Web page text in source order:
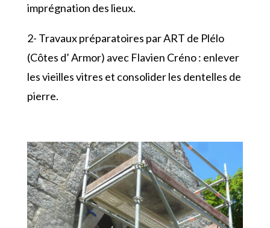
imprégnation des lieux.
2- Travaux préparatoires par ART de Plélo
(Côtes d’ Armor) avec Flavien Créno : enlever
les vieilles vitres et consolider les dentelles de
pierre.